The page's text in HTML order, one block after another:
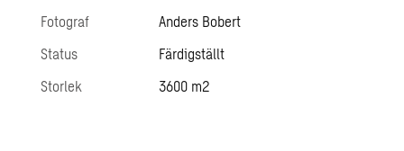
Fotograf
Anders Bobert
Status
Färdigställt
Storlek
3600 m2